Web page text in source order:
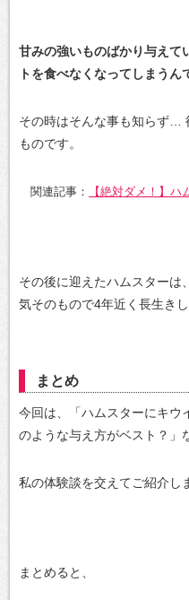
甘みの強いものばかり与えて
トを食べなくなってしまうん
その時はそんな事も知らず…
ものです。
関連記事： 【絶対ダメ！】
その後に迎えたハムスターは
気そのもので4年近く長生き
まとめ
今回は、「ハムスターにキウ
のような与え方がベスト？」
私の体験談を交えてご紹介し
まとめると、